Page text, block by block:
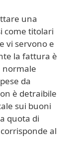
una
come titolari
vi servono e
la fattura è
normale
da
è detraibile
sui buoni
quota di
al